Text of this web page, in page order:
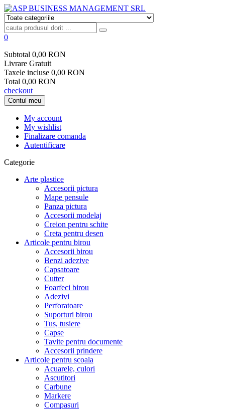
0
Subtotal 0,00 RON
Livrare Gratuit
Taxele incluse 0,00 RON
Total 0,00 RON
checkout
Contul meu
My account
My wishlist
Finalizare comanda
Autentificare
Categorie
Arte plastice
Accesorii pictura
Mape pensule
Panza pictura
Accesorii modelaj
Creion pentru schite
Creta pentru desen
Articole pentru birou
Accesorii birou
Benzi adezive
Capsatoare
Cutter
Foarfeci birou
Adezivi
Perforatoare
Suporturi birou
Tus, tusiere
Capse
Tavite pentru documente
Accesorii prindere
Articole pentru scoala
Acuarele, culori
Ascutitori
Carbune
Markere
Compasuri